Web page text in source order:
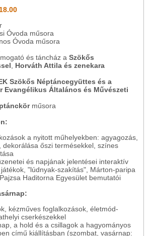
Óvoda műsora
Óvoda műsora
és táncház a Szökős
Horváth Attila és zenekara
Szökős Néptáncegyüttes és a
Evangélikus Általános és Művészeti
műsora
a nyitott műhelyekben: agyagozás,
dekorálása őszi termésekkel, színes
és napjának jelentései interaktív
"lúdnyak-szakítás", Márton-paripa
Haditorna Egyesület bemutatói
kézműves foglalkozások, életmód-
cserkészekkel
a hold és a csillagok a hagyományos
című kiállításban (szombat, vasárnap: